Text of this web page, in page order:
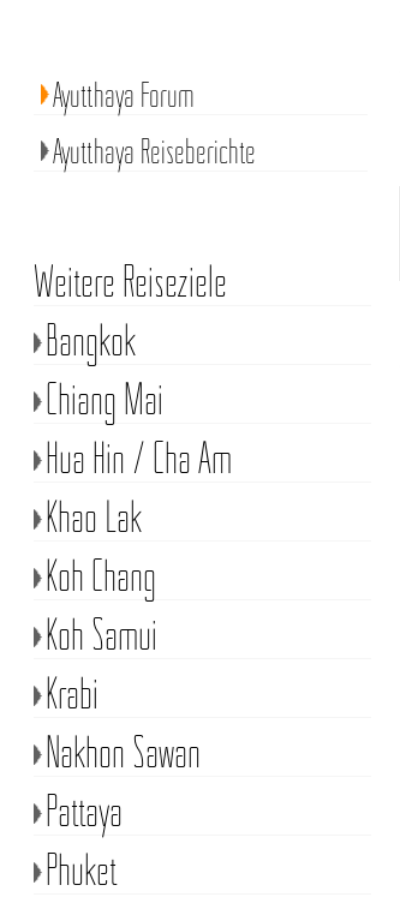
Ayutthaya Forum
Ayutthaya Reiseberichte
Weitere Reiseziele
Bangkok
Chiang Mai
Hua Hin / Cha Am
Khao Lak
Koh Chang
Koh Samui
Krabi
Nakhon Sawan
Pattaya
Phuket